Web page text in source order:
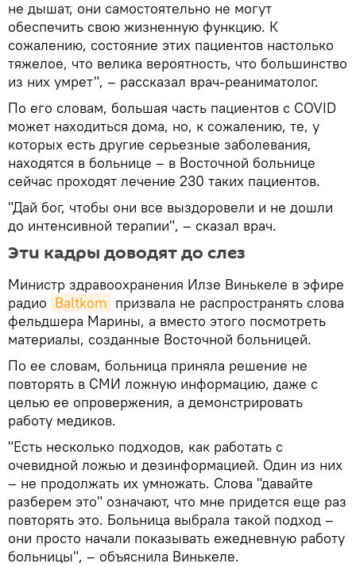
не дышат, они самостоятельно не могут
обеспечить свою жизненную функцию. К
сожалению, состояние этих пациентов настолько
тяжелое, что велика вероятность, что большинство
из них умрет", – рассказал врач-реаниматолог.
По его словам, большая часть пациентов с COVID
может находиться дома, но, к сожалению, те, у
которых есть другие серьезные заболевания,
находятся в больнице – в Восточной больнице
сейчас проходят лечение 230 таких пациентов.
"Дай бог, чтобы они все выздоровели и не дошли
до интенсивной терапии", – сказал врач.
Эти кадры доводят до слез
Министр здравоохранения Илзе Винькеле в эфире
радио Baltkom призвала не распространять слова
фельдшера Марины, а вместо этого посмотреть
материалы, созданные Восточной больницей.
По ее словам, больница приняла решение не
повторять в СМИ ложную информацию, даже с
целью ее опровержения, а демонстрировать
работу медиков.
"Есть несколько подходов, как работать с
очевидной ложью и дезинформацией. Один из них
– не продолжать их умножать. Слова "давайте
разберем это" означают, что мне придется еще раз
повторять это. Больница выбрала такой подход –
они просто начали показывать ежедневную работу
больницы", – объяснила Винькеле.